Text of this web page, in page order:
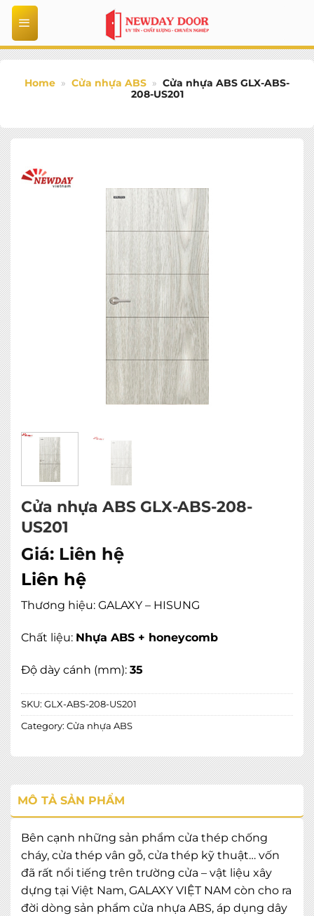
Bỏ
qua
nội
dung
Home » Cửa nhựa ABS » Cửa nhựa ABS GLX-ABS-
208-US201
Cửa nhựa ABS GLX-ABS-208-
US201
Giá: Liên hệ
Liên hệ
Thương hiệu: GALAXY – HISUNG
Chất liệu: Nhựa ABS + honeycomb
Độ dày cánh (mm): 35
SKU: GLX-ABS-208-US201
Category: Cửa nhựa ABS
MÔ TẢ SẢN PHẨM
Bên cạnh những sản phẩm cửa thép chống
cháy, cửa thép vân gỗ, cửa thép kỹ thuật… vốn
đã rất nổi tiếng trên trường cửa – vật liệu xây
dựng tại Việt Nam, GALAXY VIỆT NAM còn cho ra
đời dòng sản phẩm cửa nhựa ABS, áp dụng dây